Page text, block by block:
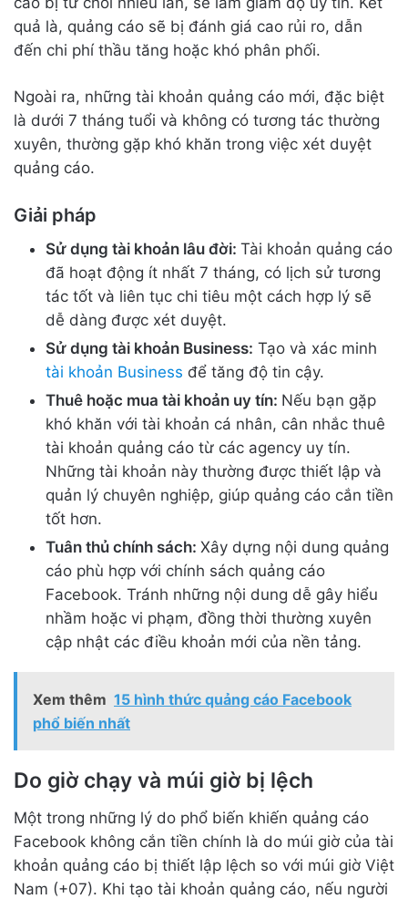
quả là, quảng cáo sẽ bị đánh giá cao rủi ro, dẫn
đến chi phí thầu tăng hoặc khó phân phối.
Ngoài ra, những tài khoản quảng cáo mới, đặc biệt
là dưới 7 tháng tuổi và không có tương tác thường
xuyên, thường gặp khó khăn trong việc xét duyệt
quảng cáo.
Giải pháp
Sử dụng tài khoản lâu đời: Tài khoản quảng cáo
đã hoạt động ít nhất 7 tháng, có lịch sử tương
tác tốt và liên tục chi tiêu một cách hợp lý sẽ
dễ dàng được xét duyệt.
Sử dụng tài khoản Business: Tạo và xác minh
tài khoản Business để tăng độ tin cậy.
Thuê hoặc mua tài khoản uy tín: Nếu bạn gặp
khó khăn với tài khoản cá nhân, cân nhắc thuê
tài khoản quảng cáo từ các agency uy tín.
Những tài khoản này thường được thiết lập và
quản lý chuyên nghiệp, giúp quảng cáo cắn tiền
tốt hơn.
Tuân thủ chính sách: Xây dựng nội dung quảng
cáo phù hợp với chính sách quảng cáo
Facebook. Tránh những nội dung dễ gây hiểu
nhầm hoặc vi phạm, đồng thời thường xuyên
cập nhật các điều khoản mới của nền tảng.
Xem thêm 15 hình thức quảng cáo Facebook
phổ biến nhất
Do giờ chạy và múi giờ bị lệch
Một trong những lý do phổ biến khiến quảng cáo
Facebook không cắn tiền chính là do múi giờ của tài
khoản quảng cáo bị thiết lập lệch so với múi giờ Việt
Nam (+07). Khi tạo tài khoản quảng cáo, nếu người